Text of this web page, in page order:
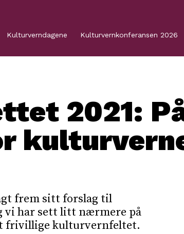
Kulturverndagene Kulturvernkonferansen 2026
2021:
frem sitt forslag til
vi har sett litt nærmere på
frivillige kulturvernfeltet.